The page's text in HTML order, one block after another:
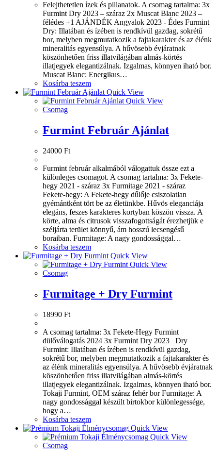
Felejthetetlen ízek és pillanatok. A csomag tartalma: 3x
Furmint Dry 2023 – száraz 2x Muscat Blanc 2023 –
félédes +1 AJÁNDÉK Angyalok 2023 - Édes Furmint
Dry: Illatában és ízében is rendkívül gazdag, sokrétű
bor, melyben megmutatkozik a fajtakarakter és az élénk
mineralitás egyensúlya. A hűvösebb évjáratnak
köszönhetően friss illatvilágában almás-körtés
illatjegyek elegantizálnak. Izgalmas, könnyen iható bor.
Muscat Blanc: Energikus…
Kosárba teszem
Quick View
Quick View
Csomag
Furmint Február Ajánlat
24000 Ft
Furmint február alkalmából válogattuk össze ezt a
különleges csomagot. A csomag tartalma: 3x Fekete-
hegy 2021 - száraz 3x Furmitage 2021 - száraz
Fekete-hegy: A Fekete-hegy dűlője csiszolatlan
gyémántként tört be az életünkbe. Hűvös eleganciája
elegáns, feszes karakteres kortyban köszön vissza. A
körte, alma és citrusok visszafogottságát érezhetjük e
széljárta terület könnyű, ám hosszú lecsengésű
boraiban. Furmitage: A nagy gondossággal…
Kosárba teszem
Quick View
Quick View
Csomag
Furmitage + Dry Furmint
18990 Ft
A csomag tartalma: 3x Fekete-Hegy Furmint
dülőválogatás 2024 3x Furmint Dry 2023 Dry
Furmint: Illatában és ízében is rendkívül gazdag,
sokrétű bor, melyben megmutatkozik a fajtakarakter és
az élénk mineralitás egyensúlya. A hűvösebb évjáratnak
köszönhetően friss illatvilágában almás-körtés
illatjegyek elegantizálnak. Izgalmas, könnyen iható bor.
Tokaji Furmint, OEM száraz fehér bor Furmitage: A
nagy gondossággal készült birtokbor különlegessége,
hogy a…
Kosárba teszem
Quick View
Quick View
Csomag